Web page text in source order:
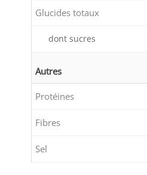
Glucides totaux
dont sucres
Autres
Protéines
Fibres
Sel